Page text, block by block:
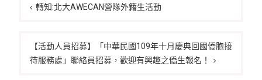
章 轉知:北大AWECAN營隊外籍生活動
【活動人員招募】「中華民國109年十月慶典回國僑胞接
待服務處」聯絡員招募，歡迎有興趣之僑生報名！